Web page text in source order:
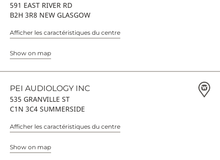
591 EAST RIVER RD
B2H 3R8 NEW GLASGOW
Afficher les caractéristiques du centre
Show on map
PEI AUDIOLOGY INC
535 GRANVILLE ST
C1N 3C4 SUMMERSIDE
Afficher les caractéristiques du centre
Show on map